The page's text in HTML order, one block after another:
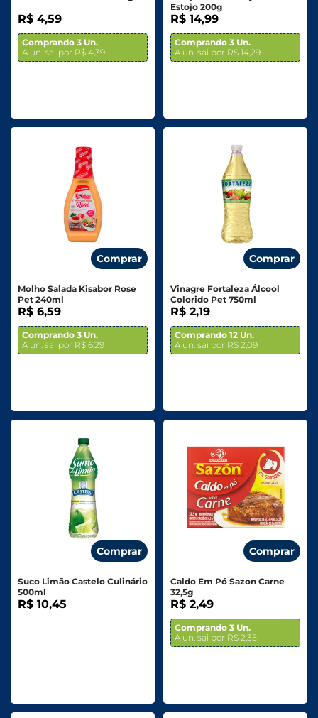
R$ 4,59
Comprando 3 Un.
A un. sai por R$ 4,39
Estojo 200g
R$ 14,99
Comprando 3 Un.
A un. sai por R$ 14,29
Comprar
Molho Salada Kisabor Rose
Pet 240ml
R$ 6,59
Comprando 3 Un.
A un. sai por R$ 6,29
Comprar
Vinagre Fortaleza Álcool
Colorido Pet 750ml
R$ 2,19
Comprando 12 Un.
A un. sai por R$ 2,09
Comprar
Suco Limão Castelo Culinário
500ml
R$ 10,45
Comprar
Caldo Em Pó Sazon Carne
32,5g
R$ 2,49
Comprando 3 Un.
A un. sai por R$ 2,35